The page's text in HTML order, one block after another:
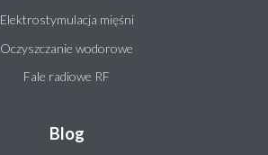
Elektrostymulacja mięśni
Oczyszczanie wodorowe
Fale radiowe RF
Blog